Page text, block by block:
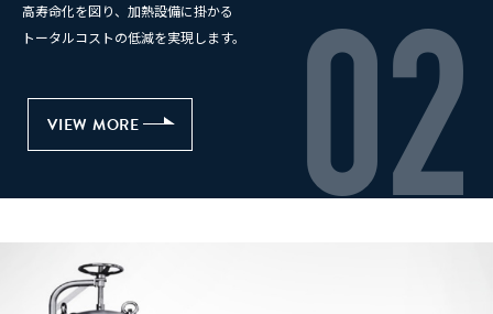
高寿命化を図り、加熱設備に掛かる
トータルコストの低減を実現します。
VIEW MORE 02